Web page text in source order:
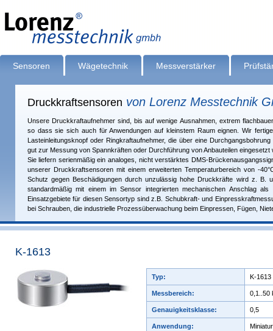
Sensoren Wägetechnik Messverstärker
Druckkraftsensoren von Lorenz Messtechnik
Unsere Druckkraftaufnehmer sind, bis auf wenige Ausnahmen, extrem
so dass sie sich auch für Anwendungen auf kleinstem Raum eignen. Wir
Lasteinleitungsknopf oder Ringkraftaufnehmer, die über eine
gut zur Messung von Spannkräften oder Durch­führ­ung von Anbauteilen eingesetzt
Sie liefern serienmäßig ein analoges, nicht verstärktes DMS-
unserer Druckkraftsensoren mit einem erweiter­ten Temperaturbereich von -
Schutz gegen Beschädigungen durch unzulässig hohe Druckkräfte wird z. B.
standardmäßig mit einem im Sensor integrierten me­cha­ni­schen Anschlag als
Einsatzgebiete für diesen Sensortyp sind z.B. Schubkraft- und
bei Schrauben, die in­dus­tri­elle Prozessüberwachung beim Einpressen, Fügen,
K-1613
Typ: K-1613
Messbereich: 0,1..50
Genauigkeitsklasse: 0,5
Anwendung: